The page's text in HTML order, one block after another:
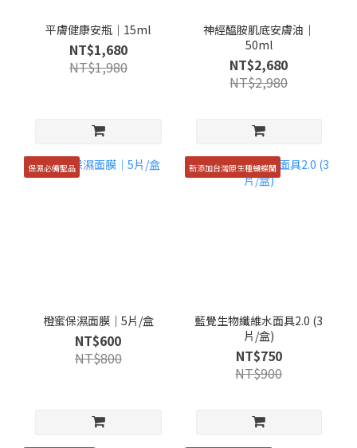
平膚健康安瓶｜15ml
NT$1,680
NT$1,980
神經醯胺肌底安膚油｜
50ml
NT$2,680
NT$2,980
保濕必備聖品
橙蜜保濕面膜｜5片/盒
NT$600
NT$800
新添加台灣原生種蝴蝶蘭
藍覺生物纖維水面具2.0 (3
片/盒)
NT$750
NT$900